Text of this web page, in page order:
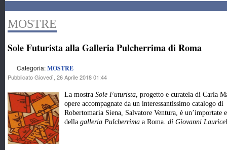
MOSTRE
Sole Futurista alla Galleria Pulcherrima di Roma
Categoria:MOSTRE
Pubblicato Giovedì, 26 Aprile 2018 01:44
La mostra Sole Futurista, progetto e curatela di Carla
opere accompagnate da un interessantissimo catalogo
Robertomaria Siena, Salvatore Ventura, è
della galleria Pulcherrima a Roma. di Giovanni